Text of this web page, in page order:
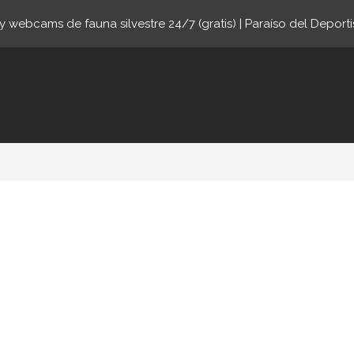
webcams de fauna silvestre 24/7 (gratis) | Paraíso del